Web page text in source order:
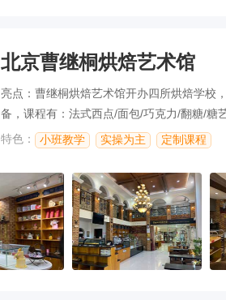
北京曹继桐烘焙艺术馆
亮点：曹继桐烘焙艺术馆开办四所烘焙学校
备，课程有：法式西点/面包/巧克力/翻糖/糖
特色：
小班教学 实操为主 定制课程